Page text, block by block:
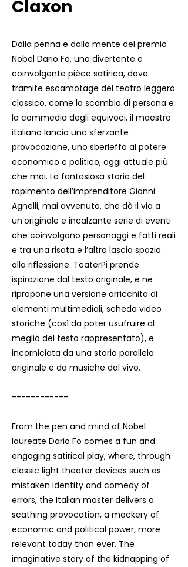
Claxon
Dalla penna e dalla mente del premio
Nobel Dario Fo, una divertente e
coinvolgente pièce satirica, dove
tramite escamotage del teatro leggero
classico, come lo scambio di persona e
la commedia degli equivoci, il maestro
italiano lancia una sferzante
provocazione, uno sberleffo al potere
economico e politico, oggi attuale più
che mai. La fantasiosa storia del
rapimento dell’imprenditore Gianni
Agnelli, mai avvenuto, che dà il via a
un’originale e incalzante serie di eventi
che coinvolgono personaggi e fatti reali
e tra una risata e l’altra lascia spazio
alla riflessione. TeaterPi prende
ispirazione dal testo originale, e ne
ripropone una versione arricchita di
elementi multimediali, scheda video
storiche (così da poter usufruire al
meglio del testo rappresentato), e
incorniciata da una storia parallela
originale e da musiche dal vivo.
------------
From the pen and mind of Nobel
laureate Dario Fo comes a fun and
engaging satirical play, where, through
classic light theater devices such as
mistaken identity and comedy of
errors, the Italian master delivers a
scathing provocation, a mockery of
economic and political power, more
relevant today than ever. The
imaginative story of the kidnapping of